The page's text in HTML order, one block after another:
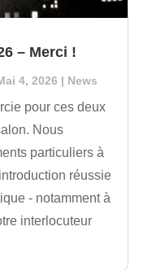
– Merci !
4, 2026 | News
pour ces deux
Nous
particuliers à
réussie
- notamment à
interlocuteur